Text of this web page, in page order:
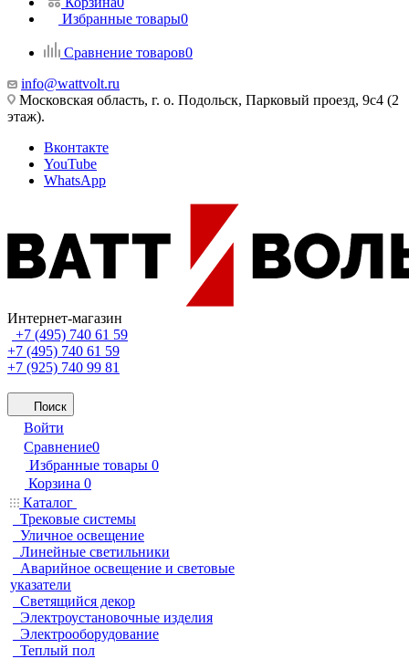
Избранные товары0
Сравнение товаров0
info@wattvolt.ru
Московская область, г. о. Подольск, Парковый проезд, 9с4 (2
этаж).
Вконтакте
YouTube
WhatsApp
Интернет-магазин
+7 (495) 740 61 59
+7 (495) 740 61 59
+7 (925) 740 99 81
Поиск
Войти
Сравнение0
Избранные товары 0
Корзина 0
Каталог
Трековые системы
Уличное освещение
Линейные светильники
Аварийное освещение и световые
указатели
Светящийся декор
Электроустановочные изделия
Электрооборудование
Теплый пол